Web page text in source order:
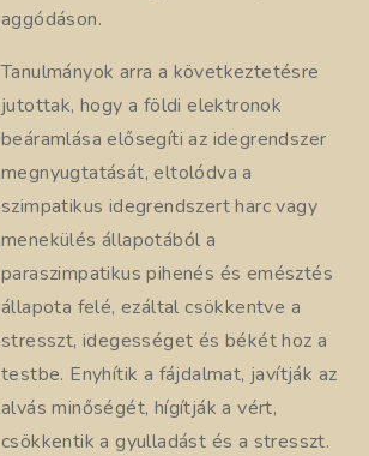
aggódáson.
Tanulmányok arra a következtetésre
jutottak, hogy a földi elektronok
beáramlása elősegíti az idegrendszer
megnyugtatását, eltolódva a
szimpatikus idegrendszert harc vagy
menekülés állapotából a
paraszimpatikus pihenés és emésztés
állapota felé, ezáltal csökkentve a
stresszt, idegességet és békét hoz a
testbe. Enyhítik a fájdalmat, javítják az
alvás minőségét, hígítják a vért,
csökkentik a gyulladást és a stresszt.